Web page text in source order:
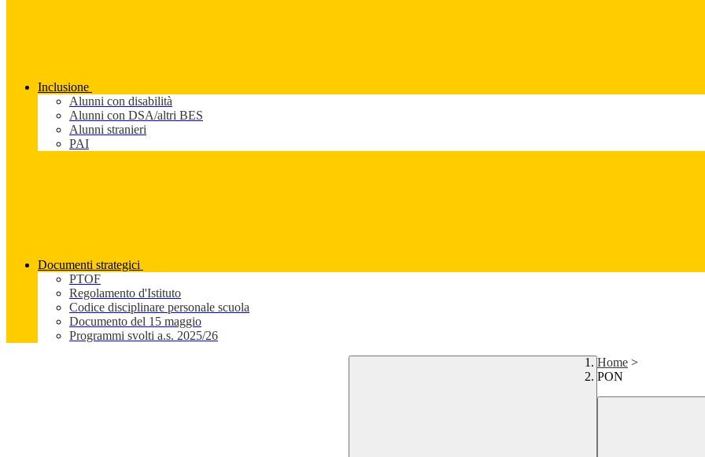
Inclusione
Alunni con disabilità
Alunni con DSA/altri BES
Alunni stranieri
PAI
Documenti strategici
PTOF
Regolamento d'Istituto
Codice disciplinare personale scuola
Documento del 15 maggio
Programmi svolti a.s. 2025/26
Home >
PON